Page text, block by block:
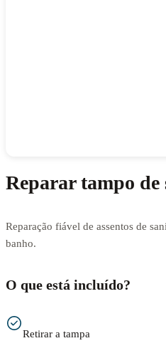
Reparar tampo de
Reparação fiável de assentos de
banho.
O que está incluído?
Retirar a tampa